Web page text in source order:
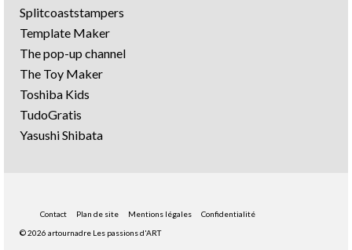
Splitcoaststampers
Template Maker
The pop-up channel
The Toy Maker
Toshiba Kids
TudoGratis
Yasushi Shibata
Contact Plan de site Mentions légales
Confidentialité
© 2026 artournadre Les passions d'ART